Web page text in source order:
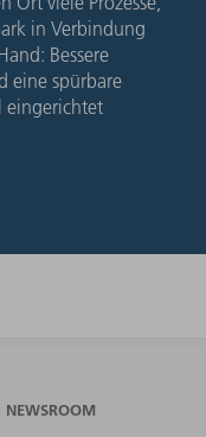
in Verbindung
Bessere
eine spürbare
eingerichtet
NEWSROOM